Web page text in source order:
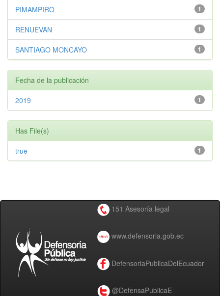
1
PIMAMPIRO
1
RENUEVAN
1
SANTIAGO MONCAYO
Fecha de la publicación
1
2019
Has File(s)
1
true
151 Asesoría legal
www.defensoria.gob.ec
DefensoriaPublicaDelEcuador
@DefensaPublicaE